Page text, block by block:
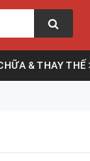
& THAY THẾ